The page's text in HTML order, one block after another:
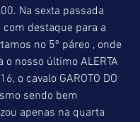
Na sexta passada
destaque para a
no 5º páreo , onde
o nosso último ALERTA
o cavalo GAROTO DO
sendo bem
apenas na quarta